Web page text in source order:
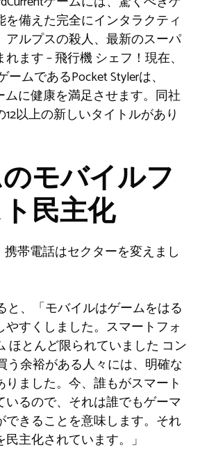
を備えた完全にインタラクティ
アルプスの殺人、最新のスーパ
れます–飛行機 シェフ！現在、
ームであるPocket Stylerは、
ムに健康を満足させます。同社
以上の新しいタイトルがあり
モバイルフ
民主化
携帯電話はセクターを変えまし
と、「モバイルはゲームをはる
すくしました。スマートフォ
ほとんど限られていました コン
う余裕がある人々には、明確な
ました。今、誰もがスマート
いるので、それは誰でもゲーマ
できることを意味します。それ
主化されています。」